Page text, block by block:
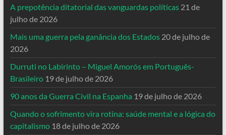
A prepotência ditatorial das vanguardas políticas 21 de
julho de 2026
Mais uma guerra pela ganância dos Estados 20 de julho de
2026
Durruti no Labirinto – Miguel Amorós em Português-
Brasileiro 19 de julho de 2026
90 anos da Guerra Civil na Espanha 19 de julho de 2026
Quando o sofrimento vira rotina: saúde mental e a lógica do
capitalismo 18 de julho de 2026